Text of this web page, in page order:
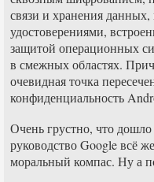
связи и хранения
удостоверениями,
защитой операционных
в смежных областях.
очевидная точка
конфиденциальность
Очень грустно, что
руководство Google всё
моральный компас. Ну а